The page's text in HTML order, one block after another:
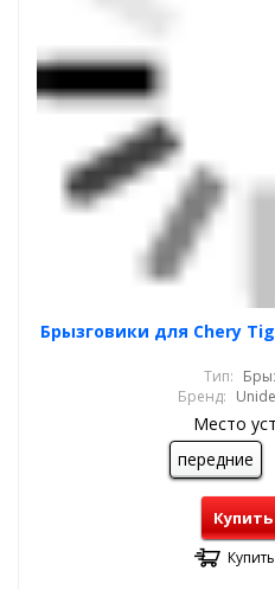
Брызговики для Chery
Тип:
Бренд:
Место
передние